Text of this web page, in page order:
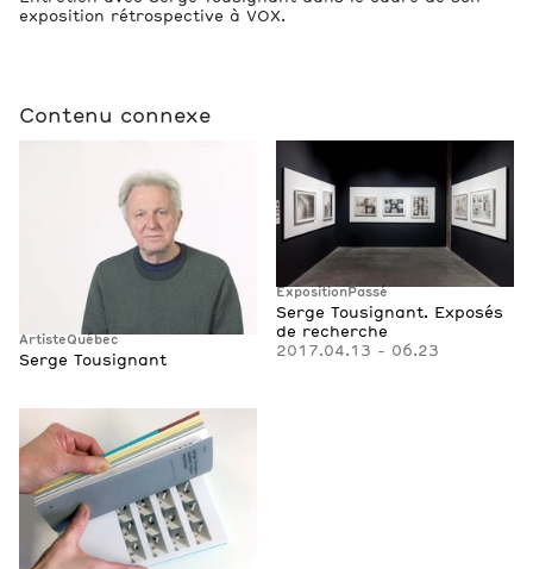
exposition rétrospective à VOX.
Contenu connexe
Artiste Québec
Serge Tousignant
Exposition Passé
Serge Tousignant. Exposés
de recherche
2017.04.13 - 06.23